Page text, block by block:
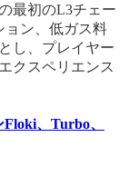
最初のL3チェー
ョン、低ガス料
し、プレイヤー
クスペリエンス
、Turbo、